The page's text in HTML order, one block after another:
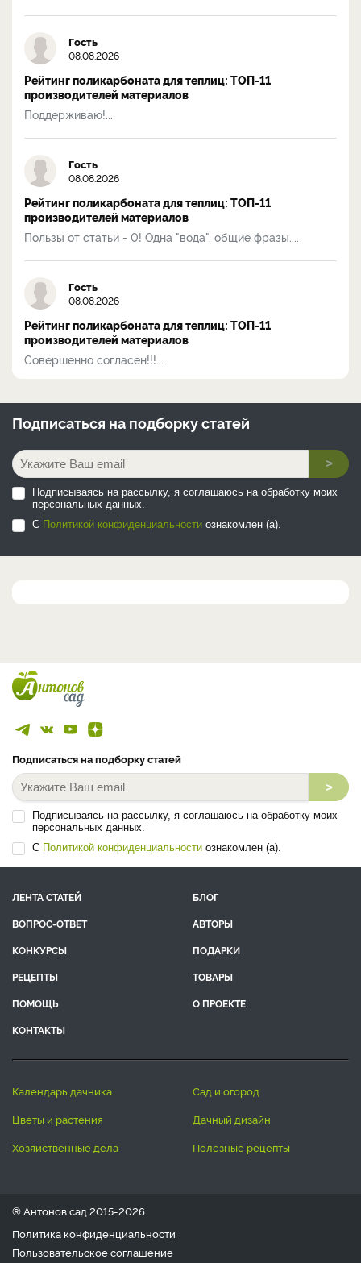
Гость
08.08.2026
Рейтинг поликарбоната для теплиц: ТОП-11
производителей материалов
Поддерживаю!...
Гость
08.08.2026
Рейтинг поликарбоната для теплиц: ТОП-11
производителей материалов
Пользы от статьи - 0! Одна "вода", общие фразы....
Гость
08.08.2026
Рейтинг поликарбоната для теплиц: ТОП-11
производителей материалов
Совершенно согласен!!!...
Подписаться на подборку статей
>
Подписываясь на рассылку, я соглашаюсь на обработку моих
персональных данных.
С Политикой конфиденциальности ознакомлен (а).
Подписаться на подборку статей
>
Подписываясь на рассылку, я соглашаюсь на обработку моих
персональных данных.
С Политикой конфиденциальности ознакомлен (а).
ЛЕНТА СТАТЕЙ
БЛОГ
ВОПРОС-ОТВЕТ
АВТОРЫ
КОНКУРСЫ
ПОДАРКИ
РЕЦЕПТЫ
ТОВАРЫ
ПОМОЩЬ
О ПРОЕКТЕ
КОНТАКТЫ
календарь дачника
сад и огород
цветы и растения
дачный дизайн
хозяйственные дела
полезные рецепты
® Антонов сад 2015-2026
Политика конфиденциальности
Пользовательское соглашение